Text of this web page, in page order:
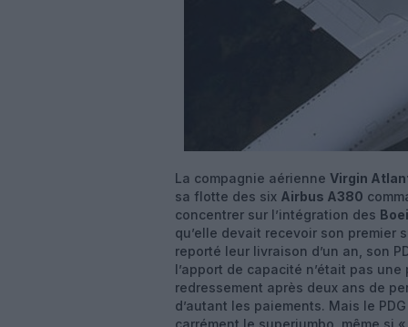
La compagnie aérienne Virgin
sa flotte des six Airbus A380
concentrer sur l’intégration des
qu’elle devait recevoir son premier
reporté leur livraison d’un an, son
l’apport de capacité n’était pas
redressement après deux ans de
d’autant les paiements. Mais le
carrément le superjumbo, même si